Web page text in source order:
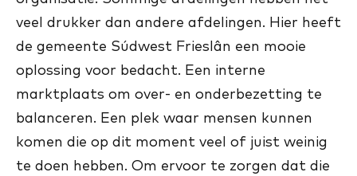
veel drukker dan andere afdelingen. Hier heeft
de gemeente Súdwest Frieslân een mooie
oplossing voor bedacht. Een interne
marktplaats om over- en onderbezetting te
balanceren. Een plek waar mensen kunnen
komen die op dit moment veel of juist weinig
te doen hebben. Om ervoor te zorgen dat die